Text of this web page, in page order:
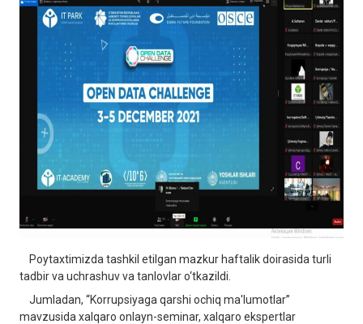
Poytaxtimizda tashkil etilgan mazkur haftalik doirasida turli
tadbir va uchrashuv va tanlovlar o‘tkazildi.
Jumladan, “Korrupsiyaga qarshi ochiq ma'lumotlar”
mavzusida xalqaro onlayn-seminar, xalqaro ekspertlar